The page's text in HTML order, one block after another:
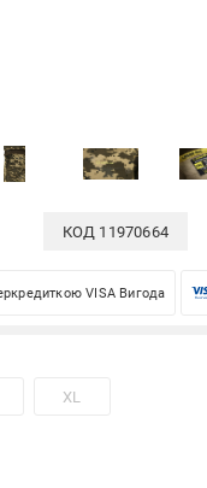
КОД 11970664
VISA Вигода
XL